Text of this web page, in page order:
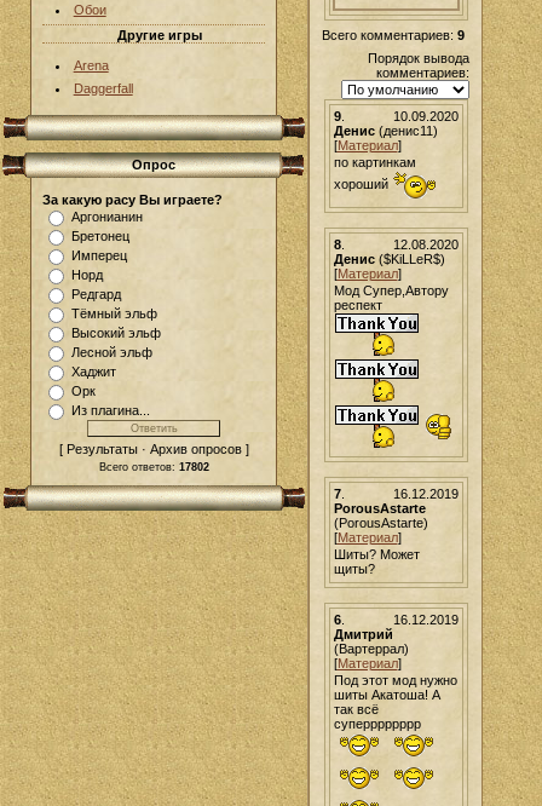
Обои
Другие игры
Arena
Daggerfall
Опрос
За какую расу Вы играете?
Аргонианин
Бретонец
Имперец
Норд
Редгард
Тёмный эльф
Высокий эльф
Лесной эльф
Хаджит
Орк
Из плагина...
[ Результаты · Архив опросов ]
Всего ответов: 17802
Всего комментариев: 9
Порядок вывода
комментариев:
10.09.2020
9.
Денис(денис11)
[Материал]
по картинкам
хороший
12.08.2020
8.
Денис($KiLLeR$)
[Материал]
Мод Супер,Автору
респект
16.12.2019
7.
PorousAstarte
(PorousAstarte)
[Материал]
Шиты? Может
щиты?
16.12.2019
6.
Дмитрий
(Вартеррал)
[Материал]
Под этот мод нужно
шиты Акатоша! А
так всё
суперррррррр